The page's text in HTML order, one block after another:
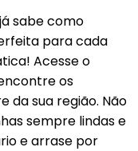
sabe como
para cada
Acesse o
os
da sua região. Não
sempre lindas e
e arrase por